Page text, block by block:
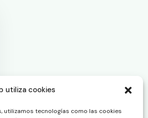
utiliza cookies
utilizamos tecnologías como las cookies